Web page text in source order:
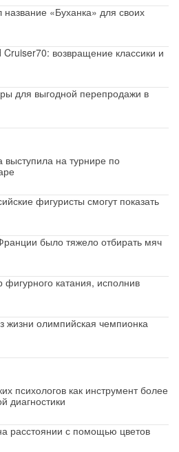
«Буханка» для своих
возвращение классики и
для выгодной перепродажи в
выступила на турнире по
фигуристы смогут показать
было тяжело отбирать мяч
катания, исполнив
жизни олимпийская чемпионка
психологов как инструмент более
диагностики
расстоянии с помощью цветов